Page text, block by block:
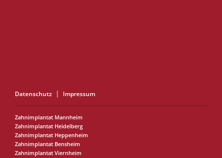
Datenschutz Impressum
Zahnimplantat Mannheim
Zahnimplantat Heidelberg
Zahnimplantat Heppenheim
Zahnimplantat Bensheim
Zahnimplantat Viernheim